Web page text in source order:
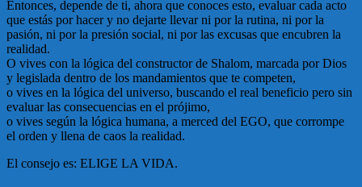
Entonces, depende de ti, ahora que conoces esto, evaluar cada acto
que estás por hacer y no dejarte llevar ni por la rutina, ni por la
pasión, ni por la presión social, ni por las excusas que encubren la
realidad.
O vives con la lógica del constructor de Shalom, marcada por Dios
y legislada dentro de los mandamientos que te competen,
o vives en la lógica del universo, buscando el real beneficio pero sin
evaluar las consecuencias en el prójimo,
o vives según la lógica humana, a merced del EGO, que corrompe
el orden y llena de caos la realidad.
El consejo es: ELIGE LA VIDA.